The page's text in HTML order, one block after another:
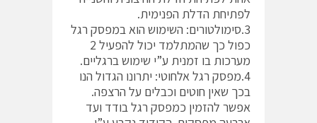
לפתיחת הדלת הפנימית.
3.סימולטורים: השימוש הוא במפסק רגל
כפול כך שהמתלמד יכול להפעיל 2
מערכות בו זמנית ע”י שימוש ברגליים.
4.מפסק רגל אלחוטי: יתרונו הגדול הנו
בכך שאין חוטים וכבלים על הרצפה.
אפשר להזמין כמפסק רגל בודד ועד